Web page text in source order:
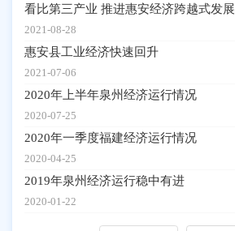
看比第三产业 推进惠安经济跨越式发展
2021-08-28
惠安县工业经济快速回升
2021-07-06
2020年上半年泉州经济运行情况
2020-07-25
2020年一季度福建经济运行情况
2020-04-25
2019年泉州经济运行稳中有进
2020-01-22